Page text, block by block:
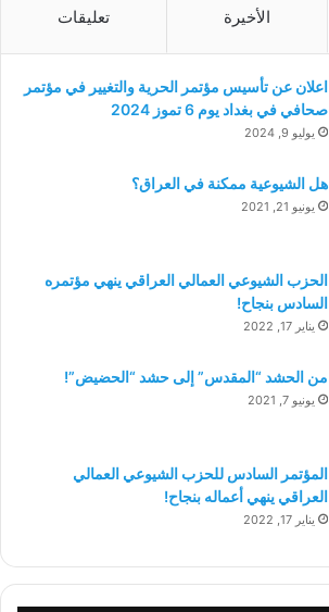
الأخيرة تعليقات
اعلان عن تأسيس مؤتمر الحرية والتغيير في مؤتمر
صحافي في بغداد يوم 6 تموز 2024
يوليو 9, 2024
هل الشيوعية ممكنة في العراق؟
يونيو 21, 2021
الحزب الشيوعي العمالي العراقي ينهي مؤتمره
السادس بنجاح!
يناير 17, 2022
من الحشد “المقدس” إلى حشد “الحضيض”!
يونيو 7, 2021
المؤتمر السادس للحزب الشيوعي العمالي
العراقي ينهي أعماله بنجاح!
يناير 17, 2022